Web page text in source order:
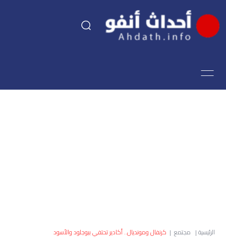
اقتصاد
العالم الرئيسية| مجتمع | كرنفال ومونديال.. أكادير تحتفي ببوجلود والأسود